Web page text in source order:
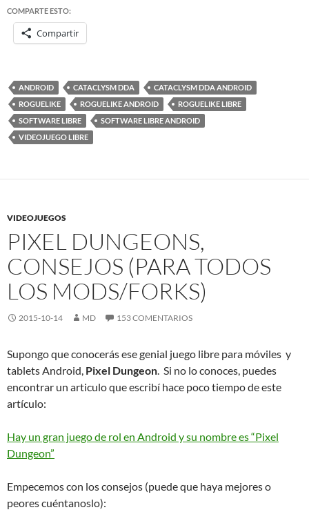
COMPARTE ESTO:
Compartir
ANDROID CATACLYSM DDA
CATACLYSM DDA ANDROID
ROGUELIKE
ROGUELIKE ANDROID
ROGUELIKE LIBRE
SOFTWARE LIBRE
SOFTWARE LIBRE ANDROID
VIDEOJUEGO LIBRE
VIDEOJUEGOS
PIXEL DUNGEONS,
CONSEJOS (PARA TODOS
LOS MODS/FORKS)
2015-10-14 MD 153 COMENTARIOS
Supongo que conocerás ese genial juego libre para móviles y
tablets Android, Pixel Dungeon. Si no lo conoces, puedes
encontrar un articulo que escribí hace poco tiempo de este
artículo:
Hay un gran juego de rol en Android y su nombre es “Pixel
Dungeon”
Empecemos con los consejos (puede que haya mejores o
peores cuéntanoslo):